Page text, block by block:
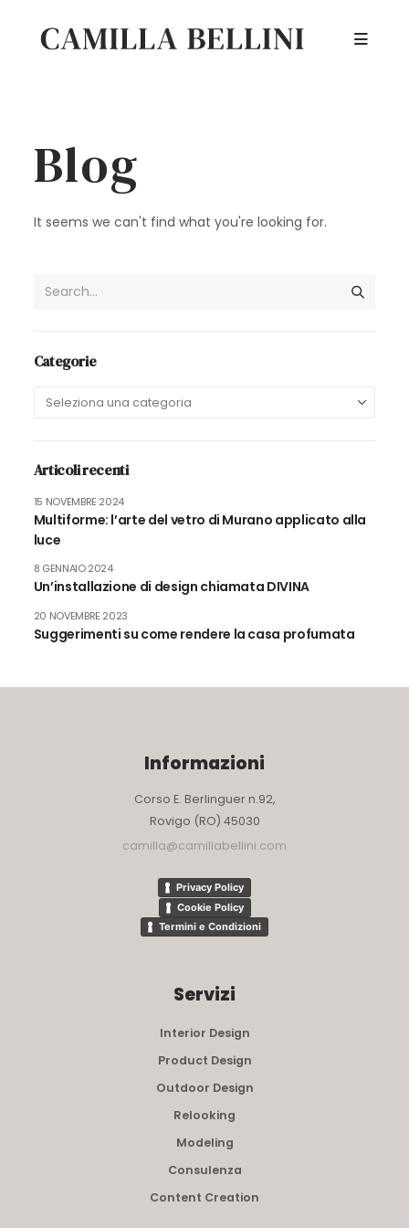
Blog
It seems we can't find what you're looking for.
Categorie
Articoli recenti
Multiforme: l’arte del vetro di Murano applicato alla
luce
15 NOVEMBRE 2024
Un’installazione di design chiamata DIVINA
8 GENNAIO 2024
Suggerimenti su come rendere la casa profumata
20 NOVEMBRE 2023
Informazioni
Corso E. Berlinguer n.92,
Rovigo (RO) 45030
camilla@camillabellini.com
Privacy Policy
Cookie Policy
Termini e Condizioni
Servizi
Interior Design
Product Design
Outdoor Design
Relooking
Modeling
Consulenza
Content Creation